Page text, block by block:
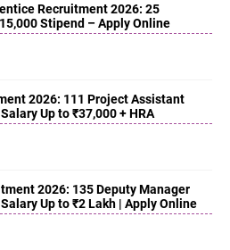
Recruitment 2026: 25
Stipend – Apply Online
2026: 111 Project Assistant
Up to ₹37,000 + HRA
2026: 135 Deputy Manager
Up to ₹2 Lakh | Apply Online